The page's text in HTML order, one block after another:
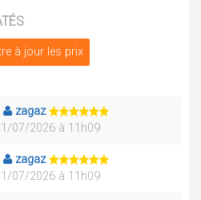
à jour les prix
zagaz
07/2026 à 11h09
zagaz
07/2026 à 11h09